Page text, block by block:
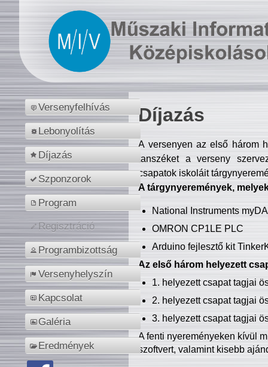
Versenyfelhívás
Lebonyolítás
Díjazás
Szponzorok
Program
Regisztráció
Programbizottság
Versenyhelyszín
Kapcsolat
Galéria
Eredmények
Díjazás
A versenyen az első három
tanszéket a verseny
csapatok iskoláit
A tárgynyeremények,
National Instruments
OMRON CP1LE PLC
Arduino fejlesztő kit
Az első három helyezett
1. helyezett csapat tagjai
2. helyezett csapat tagjai
3. helyezett csapat tagjai
A fenti nyereményeken kívül
szoftvert, valamint kisebb